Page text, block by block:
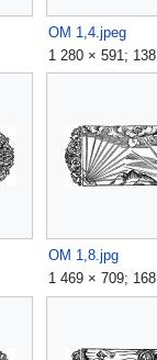
OM 1,4.jpeg
1 280 × 591;
OM 1,8.jpg
1 469 × 709;